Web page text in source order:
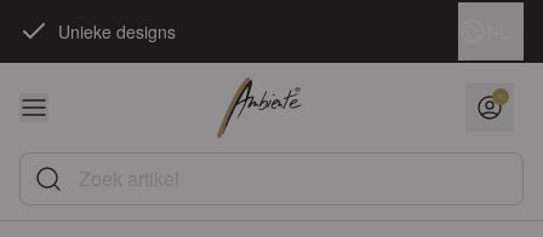
Unieke designs
Zoek artikel